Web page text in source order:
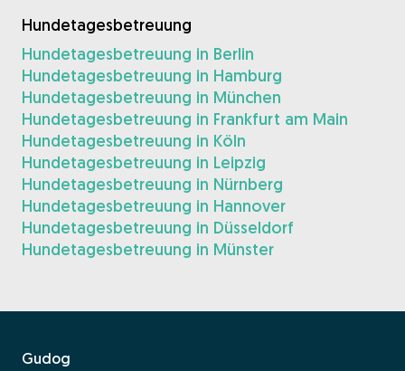
Hundetagesbetreuung
Hundetagesbetreuung in Berlin
Hundetagesbetreuung in Hamburg
Hundetagesbetreuung in München
Hundetagesbetreuung in Frankfurt am Main
Hundetagesbetreuung in Köln
Hundetagesbetreuung in Leipzig
Hundetagesbetreuung in Nürnberg
Hundetagesbetreuung in Hannover
Hundetagesbetreuung in Düsseldorf
Hundetagesbetreuung in Münster
Gudog